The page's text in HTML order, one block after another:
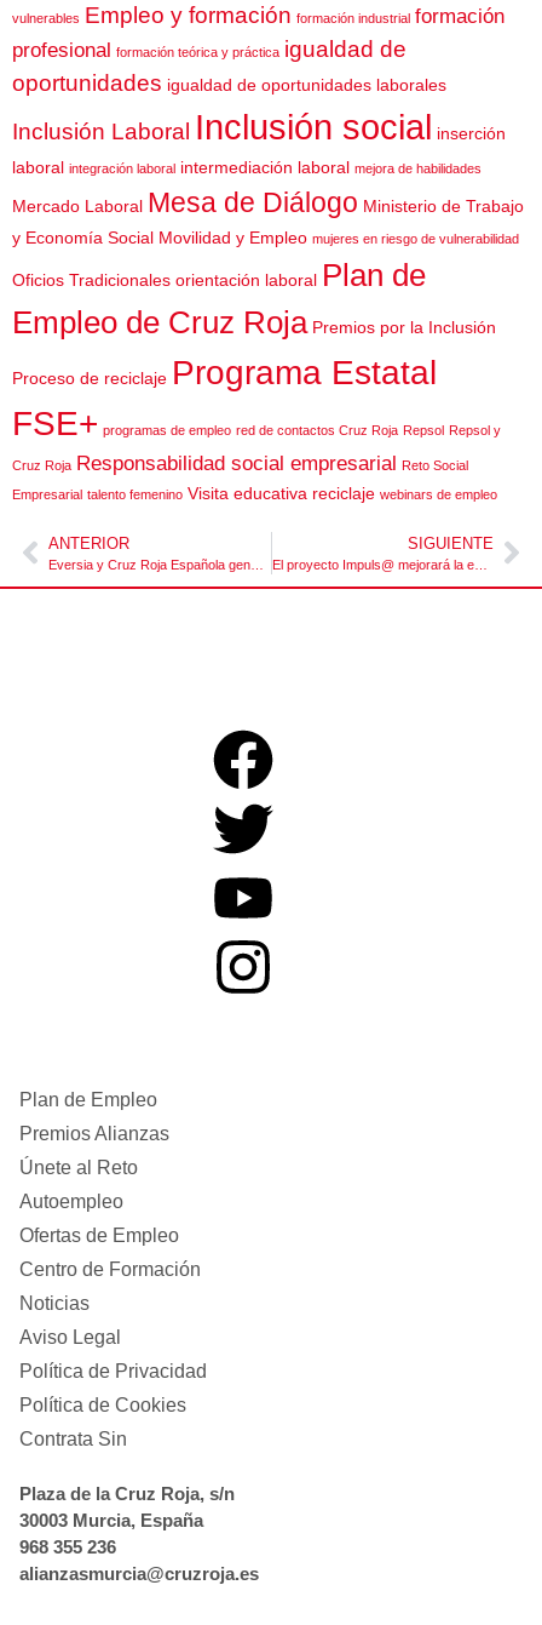
vulnerables Empleo y formación formación industrial formación
profesional formación teórica y práctica igualdad de
oportunidades igualdad de oportunidades laborales
Inclusión Laboral Inclusión social inserción
laboral integración laboral intermediación laboral mejora de habilidades
Mercado Laboral Mesa de Diálogo Ministerio de Trabajo
y Economía Social Movilidad y Empleo mujeres en riesgo de vulnerabilidad
Oficios Tradicionales orientación laboral Plan de
Empleo de Cruz Roja Premios por la Inclusión
Proceso de reciclaje Programa Estatal
FSE+ programas de empleo red de contactos Cruz Roja Repsol Repsol y
Cruz Roja Responsabilidad social empresarial Reto Social
Empresarial talento femenino Visita educativa reciclaje webinars de empleo
ANTERIOR SIGUIENTE
El proyecto Impuls@ mejorará la empleabilidad de las personas en riesgo de exclusión socio laboral
Plan de Empleo
Premios Alianzas
Únete al Reto
Autoempleo
Ofertas de Empleo
Centro de Formación
Noticias
Aviso Legal
Política de Privacidad
Política de Cookies
Contrata Sin
Plaza de la Cruz Roja, s/n
30003 Murcia, España
968 355 236
alianzasmurcia@cruzroja.es